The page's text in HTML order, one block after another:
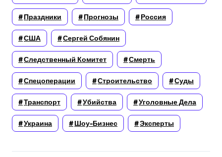
Праздники Прогнозы Россия
США Сергей Собянин
Следственный Комитет Смерть
Спецоперации Строительство Суды
Транспорт Убийства Уголовные Дела
Украина Шоу-Бизнес Эксперты